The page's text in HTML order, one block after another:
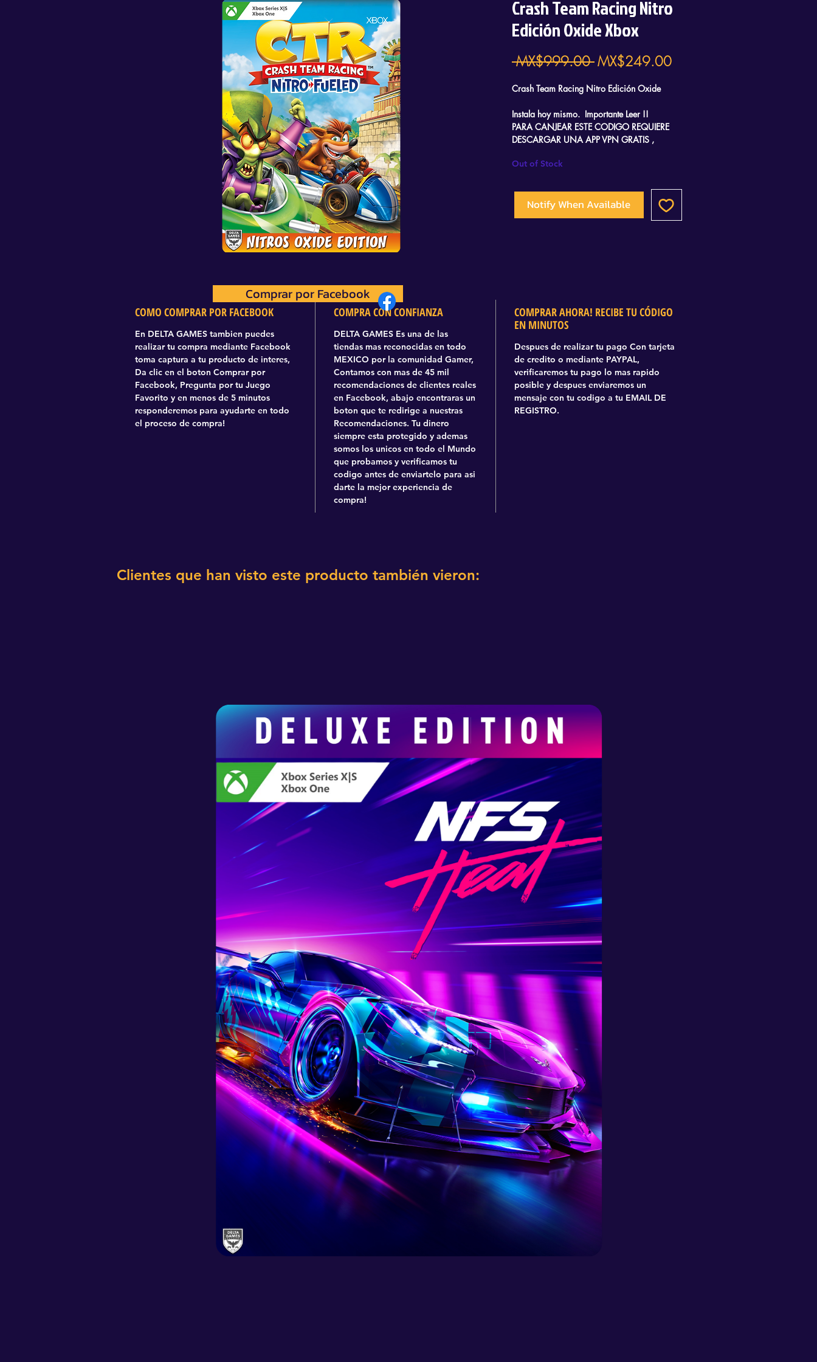
Comprar por Facebook
Crash Team Racing Nitro
Edición Oxide Xbox
MX$999.00 Regular
MX$249.00Sale
Crash Team Racing Nitro Edición Oxide
Instala hoy mismo. Importante Leer !!
PARA CANJEAR ESTE CODIGO REQUIERE
DESCARGAR UNA APP VPN GRATIS ,
SOLO 2 MINUTOS CANJEARLO Y SOLO
Out of Stock
Notify When Available
COMO COMPRAR POR FACEBOOK
En DELTA GAMES tambien puedes
realizar tu compra mediante Facebook
toma captura a tu producto de interes,
Da clic en el boton Comprar por
Facebook, Pregunta por tu Juego
Favorito y en menos de 5 minutos
responderemos para ayudarte en todo
el proceso de compra!
COMPRA CON CONFIANZA
DELTA GAMES Es una de las
tiendas mas reconocidas en todo
MEXICO por la comunidad Gamer,
Contamos con mas de 45 mil
recomendaciones de clientes reales
en Facebook, abajo encontraras un
boton que te redirige a nuestras
Recomendaciones. Tu dinero
siempre esta protegido y ademas
somos los unicos en todo el Mundo
que probamos y verificamos tu
codigo antes de enviartelo para asi
darte la mejor experiencia de
compra!
COMPRAR AHORA! RECIBE TU CÓDIGO
EN MINUTOS
Despues de realizar tu pago Con tarjeta
de credito o mediante PAYPAL,
verificaremos tu pago lo mas rapido
posible y despues enviaremos un
mensaje con tu codigo a tu EMAIL DE
REGISTRO.
Comprar por Facebook
Clientes que han visto este producto también vieron: